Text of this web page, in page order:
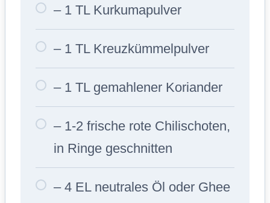
– 1 TL Kurkumapulver
– 1 TL Kreuzkümmelpulver
– 1 TL gemahlener Koriander
– 1-2 frische rote Chilischoten,
in Ringe geschnitten
– 4 EL neutrales Öl oder Ghee